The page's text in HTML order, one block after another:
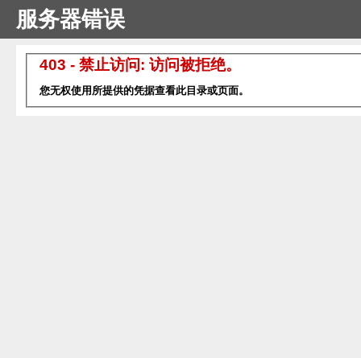
服务器错误
403 - 禁止访问: 访问被拒绝。
您无权使用所提供的凭据查看此目录或页面。